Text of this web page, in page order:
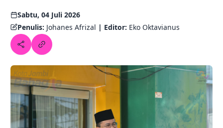
Sabtu, 04 Juli 2026
Penulis: Johanes Afrizal | Editor: Eko Oktavianus